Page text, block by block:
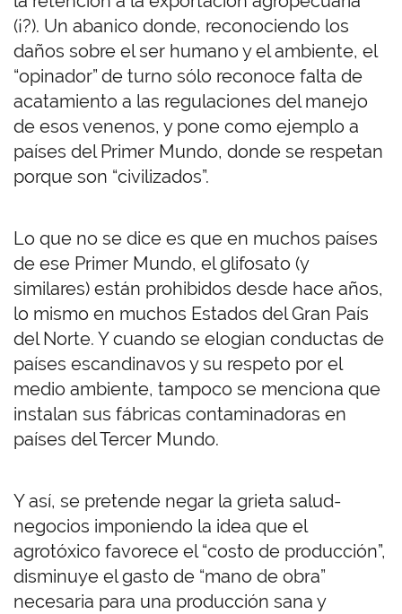
(¡?). Un abanico donde, reconociendo los
daños sobre el ser humano y el ambiente, el
“opinador” de turno sólo reconoce falta de
acatamiento a las regulaciones del manejo
de esos venenos, y pone como ejemplo a
países del Primer Mundo, donde se respetan
porque son “civilizados”.
Lo que no se dice es que en muchos países
de ese Primer Mundo, el glifosato (y
similares) están prohibidos desde hace años,
lo mismo en muchos Estados del Gran País
del Norte. Y cuando se elogian conductas de
países escandinavos y su respeto por el
medio ambiente, tampoco se menciona que
instalan sus fábricas contaminadoras en
países del Tercer Mundo.
Y así, se pretende negar la grieta salud-
negocios imponiendo la idea que el
agrotóxico favorece el “costo de producción”,
disminuye el gasto de “mano de obra”
necesaria para una producción sana y